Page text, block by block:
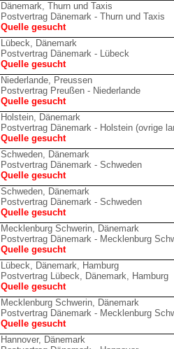
Dänemark, Thurn und Taxis
Postvertrag Dänemark - Thurn und Taxis
Quelle gesucht
Lübeck, Dänemark
Postvertrag Dänemark - Lübeck
Quelle gesucht
Niederlande, Preussen
Postvertrag Preußen - Niederlande
Quelle gesucht
Holstein, Dänemark
Postvertrag Dänemark - Holstein (ovrige
Quelle gesucht
Schweden, Dänemark
Postvertrag Dänemark - Schweden
Quelle gesucht
Schweden, Dänemark
Postvertrag Dänemark - Schweden
Quelle gesucht
Mecklenburg Schwerin, Dänemark
Postvertrag Dänemark - Mecklenburg
Quelle gesucht
Lübeck, Dänemark, Hamburg
Postvertrag Lübeck, Dänemark, Hamburg
Quelle gesucht
Mecklenburg Schwerin, Dänemark
Postvertrag Dänemark - Mecklenburg
Quelle gesucht
Hannover, Dänemark